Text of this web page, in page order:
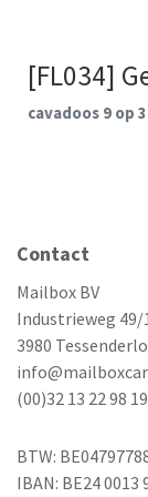
[FL034]
cavadoos 9 op
Contact
Mailbox BV
Industrieweg 49/
3980
(00)32 13 22 98 19
BTW:
IBAN: BE24 0013